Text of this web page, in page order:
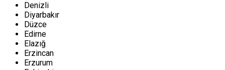
Denizli
Diyarbakır
Düzce
Edirne
Elazığ
Erzincan
Erzurum